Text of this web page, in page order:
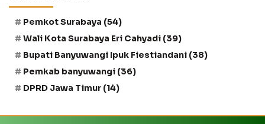
Pemkot Surabaya (54)
Wali Kota Surabaya Eri Cahyadi (39)
Bupati Banyuwangi Ipuk Fiestiandani (38)
Pemkab banyuwangi (36)
DPRD Jawa Timur (14)